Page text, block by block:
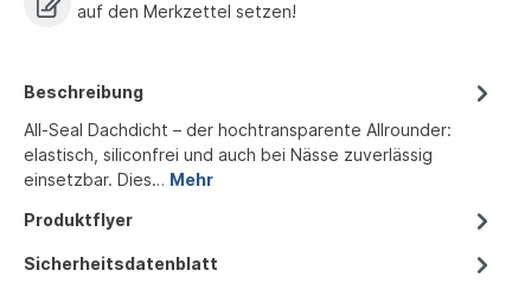
auf den Merkzettel setzen!
Beschreibung
All-Seal Dachdicht – der hochtransparente Allrounder:
elastisch, siliconfrei und auch bei Nässe zuverlässig
einsetzbar. Dies… Mehr
Produktflyer
Sicherheitsdatenblatt